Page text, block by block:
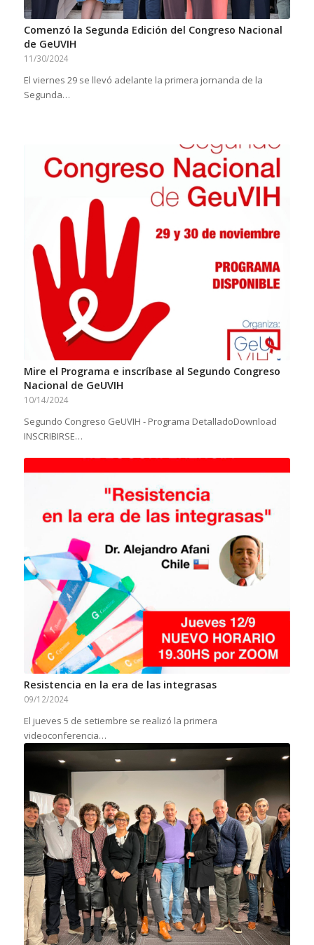
Comenzó la Segunda Edición del Congreso Nacional
de GeUVIH
11/30/2024
El viernes 29 se llevó adelante la primera jornanda de la
Segunda…
Mire el Programa e inscríbase al Segundo Congreso
Nacional de GeUVIH
10/14/2024
Segundo Congreso GeUVIH - Programa DetalladoDownload
INSCRIBIRSE…
Resistencia en la era de las integrasas
09/12/2024
El jueves 5 de setiembre se realizó la primera
videoconferencia…